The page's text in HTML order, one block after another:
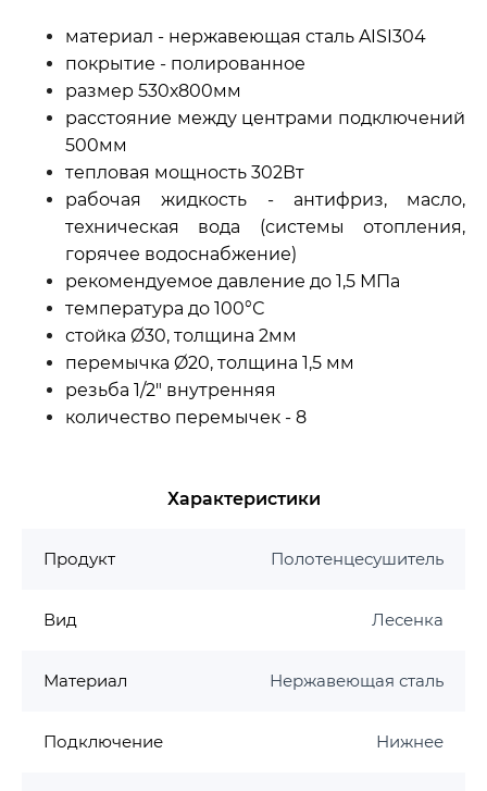
материал - нержавеющая сталь AISI304
покрытие - полированное
размер 530х800мм
расстояние между центрами подключений
500мм
тепловая мощность 302Вт
рабочая жидкость - антифриз, масло,
техническая вода (системы отопления,
горячее водоснабжение)
рекомендуемое давление до 1,5 МПа
температура до 100°С
стойка Ø30, толщина 2мм
перемычка Ø20, толщина 1,5 мм
резьба 1/2" внутренняя
количество перемычек - 8
Характеристики
Продукт Полотенцесушитель
Вид Лесенка
Материал Нержавеющая сталь
Подключение Нижнее